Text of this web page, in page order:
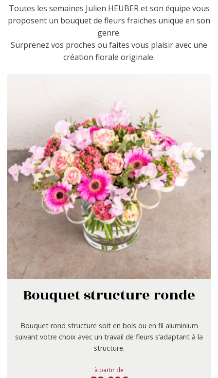
Toutes les semaines Julien HEUBER et son équipe vous
proposent un bouquet de fleurs fraiches unique en son
genre.
Surprenez vos proches ou faites vous plaisir avec une
création florale originale.
Bouquet structure ronde
Bouquet rond structure soit en bois ou en fil aluminium
suivant votre choix avec un travail de fleurs s’adaptant à la
structure.
à partir de